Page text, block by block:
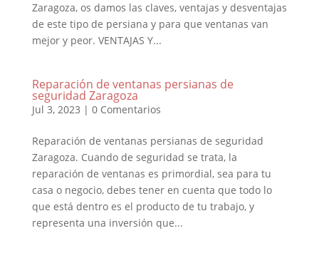
Zaragoza, os damos las claves, ventajas y desventajas
de este tipo de persiana y para que ventanas van
mejor y peor. VENTAJAS Y...
Reparación de ventanas persianas de
seguridad Zaragoza
Jul 3, 2023 | 0 Comentarios
Reparación de ventanas persianas de seguridad
Zaragoza. Cuando de seguridad se trata, la
reparación de ventanas es primordial, sea para tu
casa o negocio, debes tener en cuenta que todo lo
que está dentro es el producto de tu trabajo, y
representa una inversión que...